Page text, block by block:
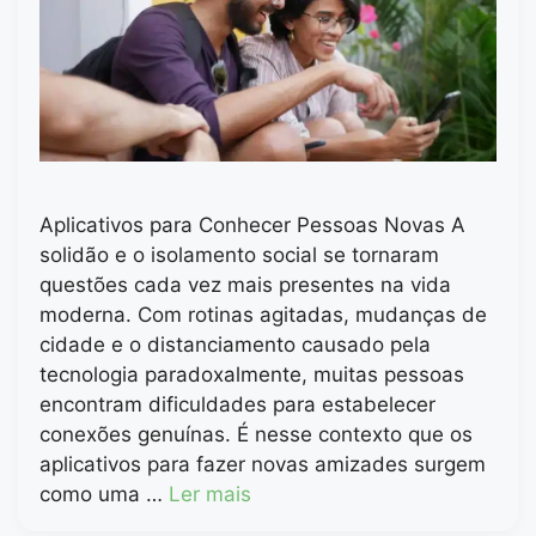
Aplicativos para Conhecer Pessoas Novas A
solidão e o isolamento social se tornaram
questões cada vez mais presentes na vida
moderna. Com rotinas agitadas, mudanças de
cidade e o distanciamento causado pela
tecnologia paradoxalmente, muitas pessoas
encontram dificuldades para estabelecer
conexões genuínas. É nesse contexto que os
aplicativos para fazer novas amizades surgem
como uma … Ler mais